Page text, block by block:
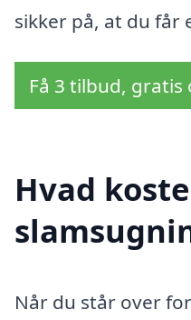
sikker på, at du får
Få 3 tilbud,
Hvad
Når du står over